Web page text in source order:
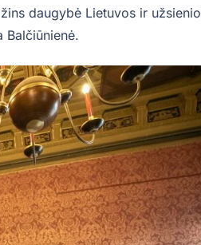
daugybė Lietuvos ir užsienio
Balčiūnienė.